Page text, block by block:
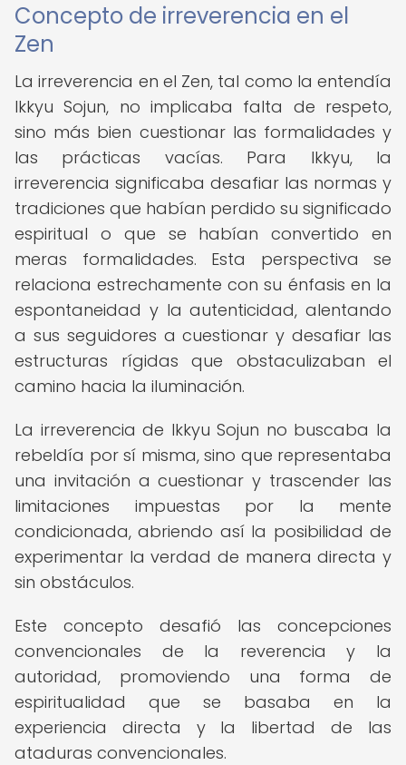
Concepto de irreverencia en el
Zen
La irreverencia en el Zen, tal como la entendía
Ikkyu Sojun, no implicaba falta de respeto,
sino más bien cuestionar las formalidades y
las prácticas vacías. Para Ikkyu, la
irreverencia significaba desafiar las normas y
tradiciones que habían perdido su significado
espiritual o que se habían convertido en
meras formalidades. Esta perspectiva se
relaciona estrechamente con su énfasis en la
espontaneidad y la autenticidad, alentando
a sus seguidores a cuestionar y desafiar las
estructuras rígidas que obstaculizaban el
camino hacia la iluminación.
La irreverencia de Ikkyu Sojun no buscaba la
rebeldía por sí misma, sino que representaba
una invitación a cuestionar y trascender las
limitaciones impuestas por la mente
condicionada, abriendo así la posibilidad de
experimentar la verdad de manera directa y
sin obstáculos.
Este concepto desafió las concepciones
convencionales de la reverencia y la
autoridad, promoviendo una forma de
espiritualidad que se basaba en la
experiencia directa y la libertad de las
ataduras convencionales.